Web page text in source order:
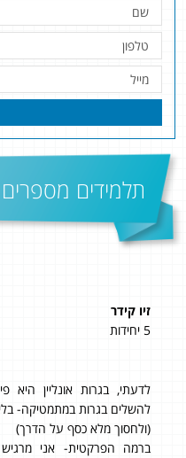
תלמידים מספרים
זיו קידר
5 יחידות
לדעתי, בגרות אונליין
להשלים בגרות במתמטיקה-
(ולחסוך מלא כסף על הדרך)